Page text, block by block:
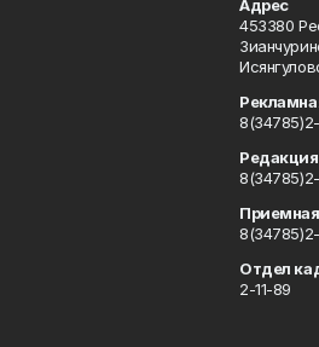
Адрес
453380
Редакция
Приемная
Отдел
2-11-89